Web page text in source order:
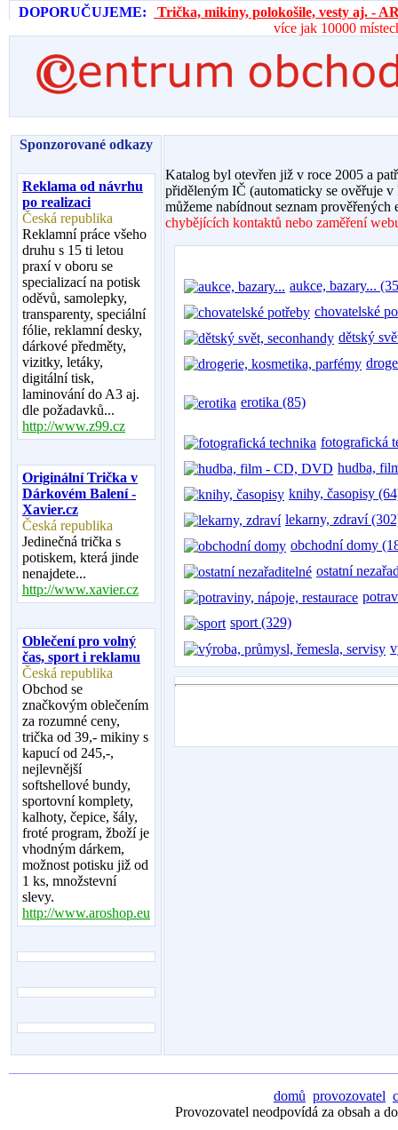
DOPORUČUJEME:
Trička, mikiny, polokošile, vesty aj. -
více jak 10000
Sponzorované odkazy
Reklama od návrhu
po realizaci
Česká republika
Reklamní práce všeho
druhu s 15 ti letou
praxí v oboru se
specializací na potisk
oděvů, samolepky,
transparenty, speciální
fólie, reklamní desky,
dárkové předměty,
vizitky, letáky,
digitální tisk,
laminování do A3 aj.
dle požadavků...
http://www.z99.cz
Originální Trička v
Dárkovém Balení -
Xavier.cz
Česká republika
Jedinečná trička s
potiskem, která jinde
nenajdete...
http://www.xavier.cz
Oblečení pro volný
čas, sport i reklamu
Česká republika
Obchod se
značkovým oblečením
za rozumné ceny,
trička od 39,- mikiny s
kapucí od 245,-,
nejlevnější
softshellové bundy,
sportovní komplety,
kalhoty, čepice, šály,
froté program, žboží je
vhodným dárkem,
možnost potisku již od
1 ks, množstevní
slevy.
http://www.aroshop.eu
Katalog byl otevřen již v roce 2005 a
přiděleným IČ (automaticky se ověřuje
můžeme nabídnout seznam
chybějících kontaktů nebo zaměření
aukce, bazary...
chovatelské
dětský
erotika (85)
fotografická
hudba,
knihy, časopisy
lekarny, zdraví
obchodní domy
ostatní
sport (329)
domů provozovatel
Provozovatel neodpovídá za obsah a